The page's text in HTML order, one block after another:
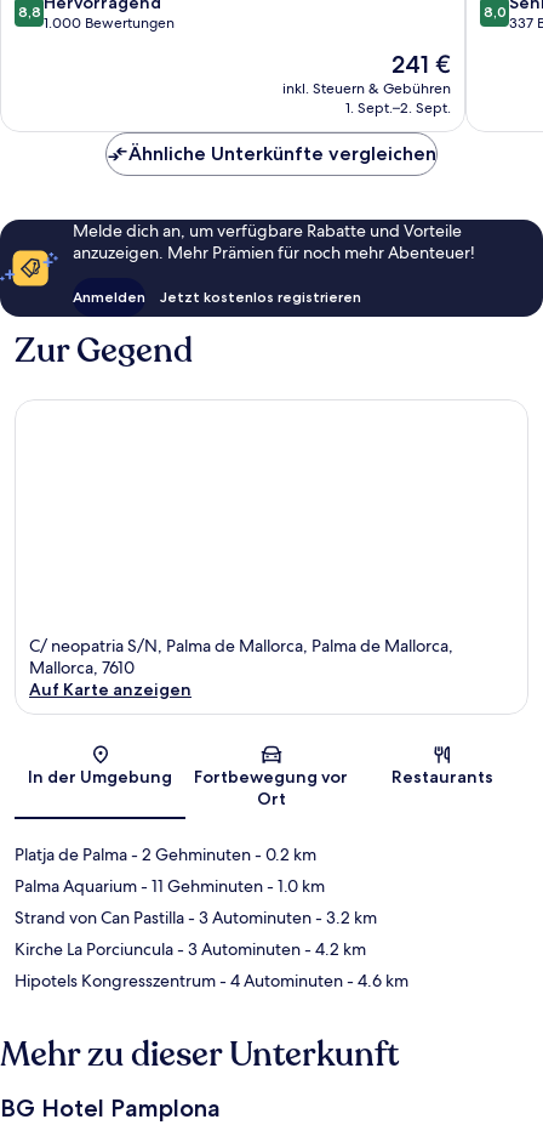
von
8,8
1.000 Bewertungen
Der
Preis
beträgt
241 €
inkl. Steuern & Gebühren
1. Sept.–2. Sept.
Mallorca
von
8,0
337
Ähnliche Unterkünfte vergleichen
Melde dich an, um verfügbare Rabatte und Vorteile
anzuzeigen. Mehr Prämien für noch mehr Abenteuer!
Anmelden Jetzt kostenlos registrieren
Zur Gegend
C/ neopatria S/N, Palma de Mallorca, Palma de Mallorca,
Mallorca, 7610
Auf Karte anzeigen
In der Umgebung
Fortbewegung vor
Ort
Restaurants
Platja de Palma- 2 Gehminuten- 0.2 km
Palma Aquarium- 11 Gehminuten- 1.0 km
Strand von Can Pastilla- 3 Autominuten- 3.2 km
Kirche La Porciuncula- 3 Autominuten- 4.2 km
Hipotels Kongresszentrum- 4 Autominuten- 4.6 km
Mehr zu dieser Unterkunft
BG Hotel Pamplona